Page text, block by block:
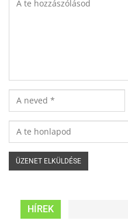
HÍREK